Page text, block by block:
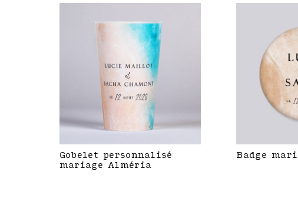
Gobelet personnalisé
mariage Alméria
Badge